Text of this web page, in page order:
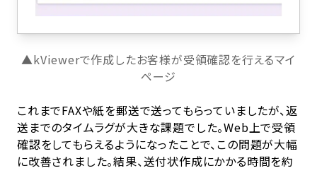
▲kViewerで作成したお客様が受領確認を行えるマイ
ページ
これまでFAXや紙を郵送で送ってもらっていましたが、返
送までのタイムラグが大きな課題でした。Web上で受領
確認をしてもらえるようになったことで、この問題が大幅
に改善されました。結果、送付状作成にかかる時間を約